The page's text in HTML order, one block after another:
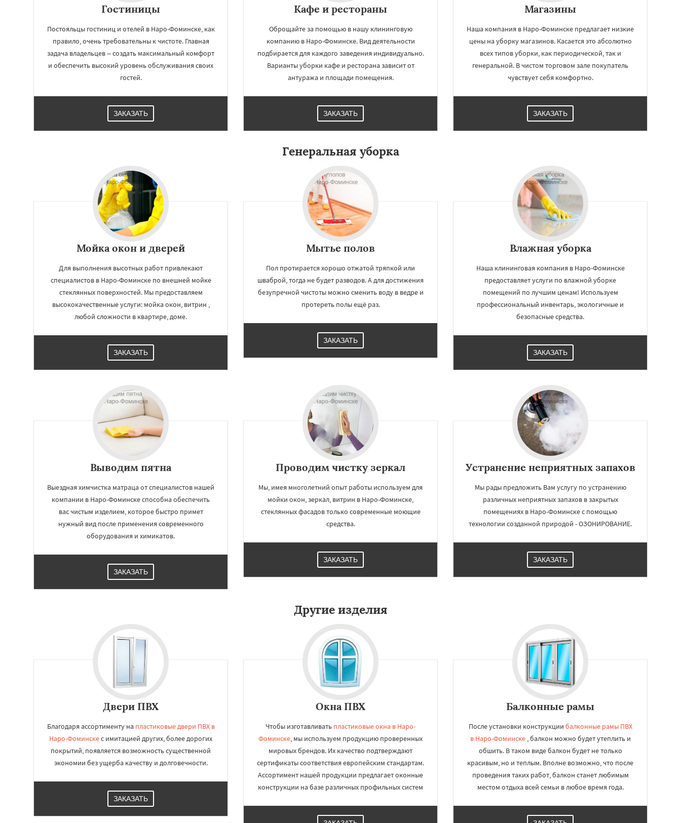
Гостиницы
Постояльцы гостиниц и отелей в Наро-Фоминске, как
правило, очень требовательны к чистоте. Главная
задача владельцев – создать максимальный комфорт
и обеспечить высокий уровень обслуживания своих
гостей.
ЗАКАЗАТЬ
Кафе и рестораны
Оброщайте за помощью в нашу клининговую
компанию в Наро-Фоминске. Вид деятельности
подбирается для каждого заведения индивидуально.
Варианты уборки кафе и ресторана зависит от
антуража и площади помещения.
ЗАКАЗАТЬ
Магазины
Наша компания в Наро-Фоминске предлагает низкие
цены на уборку магазинов. Касается это абсолютно
всех типов уборки, как периодической, так и
генеральной. В чистом торговом зале покупатель
чувствует себя комфортно.
ЗАКАЗАТЬ
Генеральная уборка
Мойка окон и дверей
Для выполнения высотных работ привлекают
специалистов в Наро-Фоминске по внешней мойке
стеклянных поверхностей. Мы предоставляем
высококачественные услуги: мойка окон, витрин ,
любой сложности в квартире, доме.
ЗАКАЗАТЬ
Мытье полов
Пол протирается хорошо отжатой тряпкой или
шваброй, тогда не будет разводов. А для достижения
безупречной чистоты можно сменить воду в ведре и
протереть полы ещё раз.
ЗАКАЗАТЬ
Влажная уборка
Наша клининговая компания в Наро-Фоминске
предоставляет услуги по влажной уборке
помещений по лучшим ценам! Используем
профессиональный инвентарь, экологичные и
безопасные средства.
ЗАКАЗАТЬ
Выводим пятна
Выездная химчистка матраца от специалистов нашей
компании в Наро-Фоминске способна обеспечить
вас чистым изделием, которое быстро примет
нужный вид после применения современного
оборудования и химикатов.
ЗАКАЗАТЬ
Проводим чистку зеркал
Мы, имея многолетний опыт работы используем для
мойки окон, зеркал, витрин в Наро-Фоминске,
стеклянных фасадов только современные моющие
средства.
ЗАКАЗАТЬ
Устранение неприятных запахов
Мы рады предложить Вам услугу по устранению
различных неприятных запахов в закрытых
помещениях в Наро-Фоминске с помощью
технологии созданной природой - ОЗОНИРОВАНИЕ.
ЗАКАЗАТЬ
Другие изделия
Двери ПВХ
Благодаря ассортименту на пластиковые двери ПВХ в
Наро-Фоминскес имитацией других, более дорогих
покрытий, появляется возможность существенной
экономии без ущерба качеству и долговечности.
ЗАКАЗАТЬ
Окна ПВХ
Чтобы изготавливать пластиковые окна в Наро-
Фоминске, мы используем продукцию проверенных
мировых брендов. Их качество подтверждают
сертификаты соответствия европейским стандартам.
Ассортимент нашей продукции предлагает оконные
конструкции на базе различных профильных систем
Балконные рамы
После установки конструкции балконные рамы ПВХ
в Наро-Фоминске, балкон можно будет утеплить и
обшить. В таком виде балкон будет не только
красивым, но и теплым. Вполне возможно, что после
проведения таких работ, балкон станет любимым
местом отдыха всей семьи в любое время года.